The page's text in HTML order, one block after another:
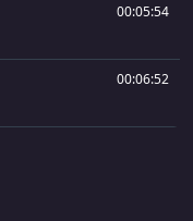
00:05:54
00:06:52